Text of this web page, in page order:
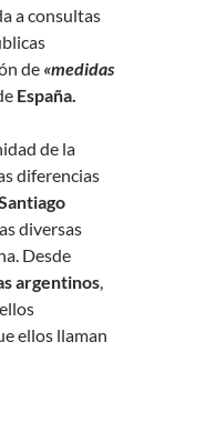
a consultas
de «medidas
España.
de la
diferencias
diversas
Desde
argentinos,
ellos llaman